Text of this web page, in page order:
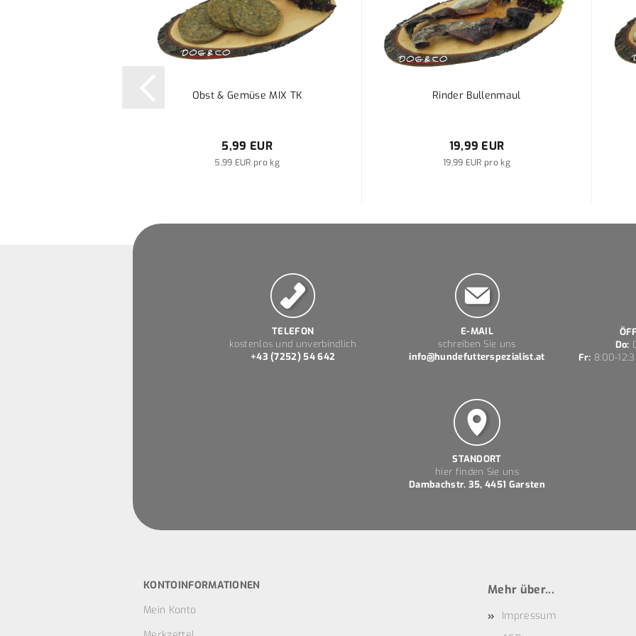
Obst & Gemüse MIX TK
5,99 EUR
5,99 EUR pro kg
Rinder Bullenmaul
19,99 EUR
19,99 EUR pro kg
TELEFON
kostenlos und unverbindlich
+43 (7252) 54 642
E-MAIL
schreiben Sie uns
info@hundefutterspezialist.at
Do:
Fr: 8:00-
STANDORT
hier finden Sie uns
Dambachstr. 35, 4451 Garsten
KONTOINFORMATIONEN
Mein Konto
Mehr über...
Impressum